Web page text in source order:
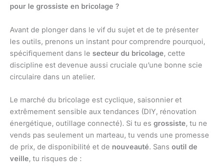
pour le grossiste en bricolage ?
Avant de plonger dans le vif du sujet et de te présenter
les outils, prenons un instant pour comprendre pourquoi,
spécifiquement dans le secteur du bricolage, cette
discipline est devenue aussi cruciale qu’une bonne scie
circulaire dans un atelier.
Le marché du bricolage est cyclique, saisonnier et
extrêmement sensible aux tendances (DIY, rénovation
énergétique, outillage connecté). Si tu es grossiste, tu ne
vends pas seulement un marteau, tu vends une promesse
de prix, de disponibilité et de nouveauté. Sans outil de
veille, tu risques de :